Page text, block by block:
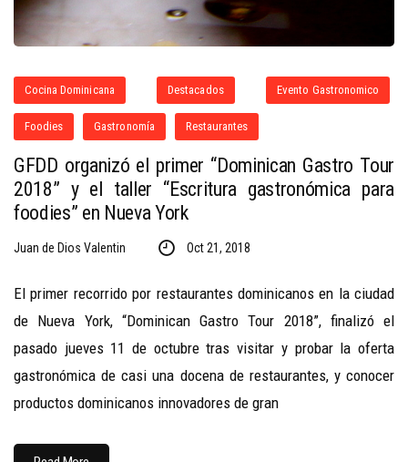
Cocina Dominicana Destacados Evento Gastronomico
Foodies Gastronomía Restaurantes
GFDD organizó el primer “Dominican Gastro Tour
2018” y el taller “Escritura gastronómica para
foodies” en Nueva York
Juan de Dios Valentin Oct 21, 2018
El primer recorrido por restaurantes dominicanos en la ciudad
de Nueva York, “Dominican Gastro Tour 2018”, finalizó el
pasado jueves 11 de octubre tras visitar y probar la oferta
gastronómica de casi una docena de restaurantes, y conocer
productos dominicanos innovadores de gran